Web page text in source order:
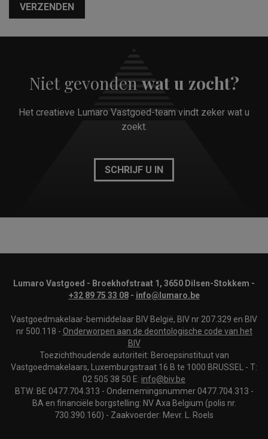
VERZENDEN
Niet gevondenwat u zocht?
Het creatieve Lumaro Vastgoed-team vindt zeker wat u
zoekt.
SCHRIJF U IN
Lumaro Vastgoed - Broekhofstraat 1, 3650 Dilsen-Stokkem -
+32 89 75 33 08- info@lumaro.be
Vastgoedmakelaar-bemiddelaar BIV België, BIV nr 207.329 en BIV
nr 500.118 - Onderworpen aan de deontologische code van het
BIV
Toezichthoudende autoriteit: Beroepsinstituut van
Vastgoedmakelaars, Luxemburgstraat 16 B te 1000 BRUSSEL - T:
02 505 38 50 E: info@biv.be
BTW: BE 0477.704.313 - Ondernemingsnummer 0477.704.313 -
BA en financiële borgstelling: NV Axa Belgium (polis nr.
730.390.160) - Zaakvoerder: Mevr. L. Roels